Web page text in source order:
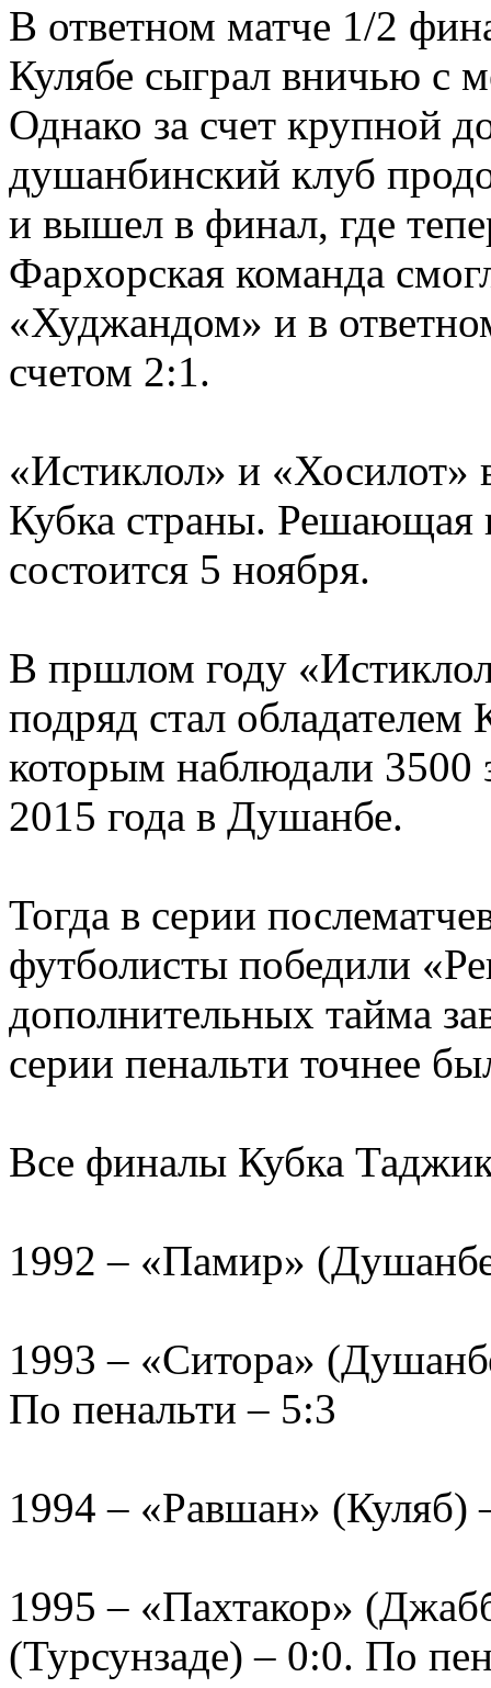
В ответном матче 1/2
Кулябе сыграл вничью с
Однако за счет крупной
душанбинский клуб
и вышел в финал, где
Фархорская команда
«Худжандом» и в
счетом 2:1.
«Истиклол» и «Хосилот»
Кубка страны. Решающая
состоится 5 ноября.
В пршлом году
подряд стал
которым наблюдали 3500
2015 года в Душанбе.
Тогда в серии
футболисты победили
дополнительных тайма
серии пенальти точнее
Все финалы Кубка
1992 – «Памир»
1993 – «Ситора»
По пенальти – 5:3
1994 – «Равшан»
1995 – «Пахтакор»
(Турсунзаде) – 0:0. По